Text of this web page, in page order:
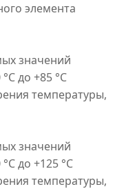
элемента
значений
до +85 °С
температуры,
значений
до +125 °С
температуры,